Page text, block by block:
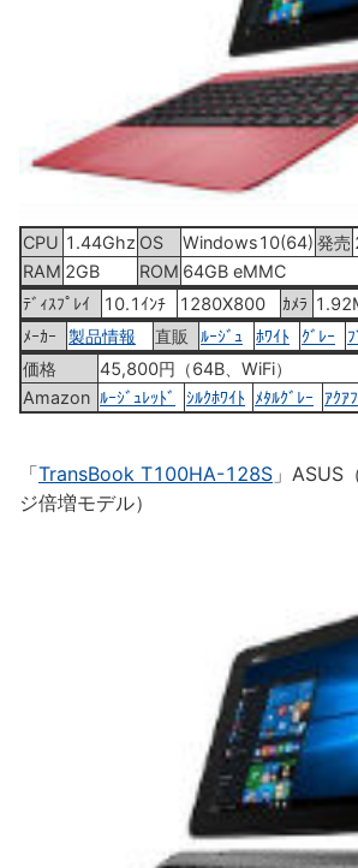
CPU 1.44Ghz OS Windows10(64) 発売
RAM 2GB ROM 64GB eMMC
ﾃﾞｨｽﾌﾟﾚｲ
10.1ｲﾝﾁ 1280X800 ｶﾒﾗ
ﾒｰｶｰ
製品情報 直販 ﾙｰｼﾞｭ ﾎﾜｲﾄ ｸﾞﾚｰ
価格
45,800円（64B、WiFi）
Amazon ﾙｰｼﾞｭﾚｯﾄﾞ ｼﾙｸﾎﾜｲﾄ ﾒﾀﾙｸﾞﾚｰ ｱｸｱ
「TransBook T100HA-128S 」ASUS
ジ倍増モデル）